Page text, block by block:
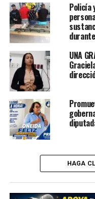
Policía
UNA
HAGA